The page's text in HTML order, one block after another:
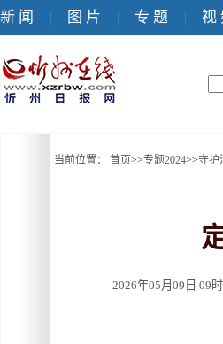
新 闻 | 图 片 | 专 题 | 视
当前位置： 首页>>专题2024>>守护
2026年05月09日 09